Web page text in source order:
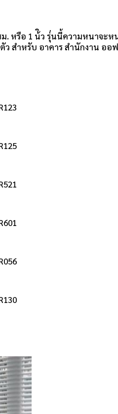
1 น้ิว รุ่่นนี้ความหนาจะหนา
ว สำหรับ อาคาร สำนักงาน